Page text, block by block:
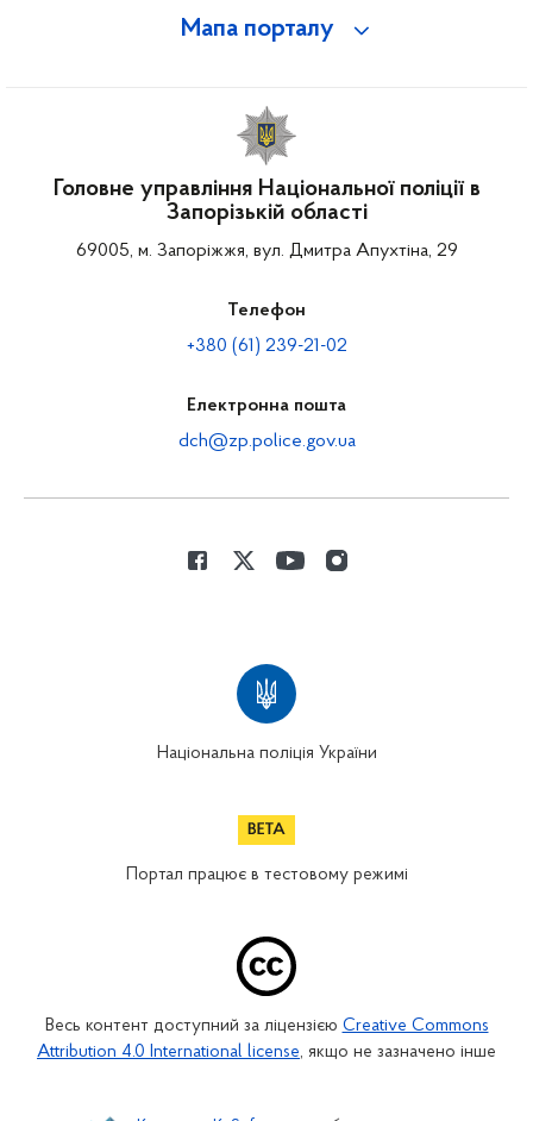
Мапа порталу
Головне управління Національної поліції в
Запорізькій області
69005, м. Запоріжжя, вул. Дмитра Апухтіна, 29
Телефон
+380 (61) 239-21-02
Електронна пошта
dch@zp.police.gov.ua
Національна поліція України
Портал працює в тестовому режимі
Весь контент доступний за ліцензією Creative Commons
Attribution 4.0 International license, якщо не зазначено інше